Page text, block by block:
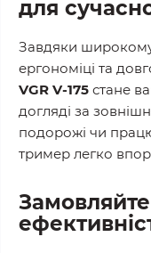
для
Завдяки
ергономіці та
VGR V-175 стане
догляді за
подорожі чи
тример легко